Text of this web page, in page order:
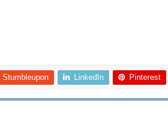
Stumbleupon LinkedIn Pinterest